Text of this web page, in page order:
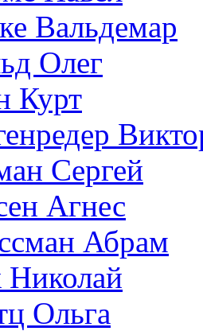
Вальдемар
Олег
Курт
Сергей
Агнес
Абрам
Ольга